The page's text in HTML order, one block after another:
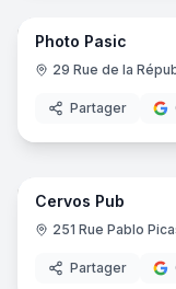
Photo Pasic
29 Rue de la
Partager
Cervos Pub
251 Rue Pablo
Partager